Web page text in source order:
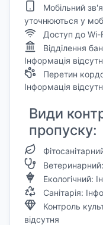
Мобільний
уточнюються у
Доступ до Wi-
Відділення
Інформація
Перетин
Інформація
Види
пропуску:
Екологічний:
Санітарія:
Контроль
відсутня